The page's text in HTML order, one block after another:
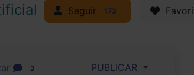
Seguir 173
2 PUBLICAR